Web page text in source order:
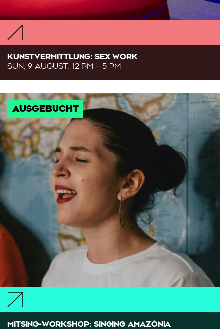
KUNSTVERMITTLUNG: SEX WORK
SUN, 9 AUGUST, 12 PM – 5 PM
AUSGEBUCHT
MITSING-WORKSHOP: SINGING AMAZÔNIA